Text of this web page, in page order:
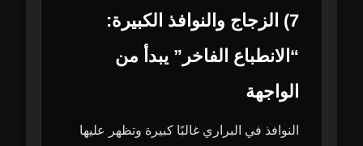
7) الزجاج والنوافذ الكبيرة:
“الانطباع الفاخر” يبدأ من
الواجهة
النوافذ في البراري غالبًا كبيرة وتظهر عليها